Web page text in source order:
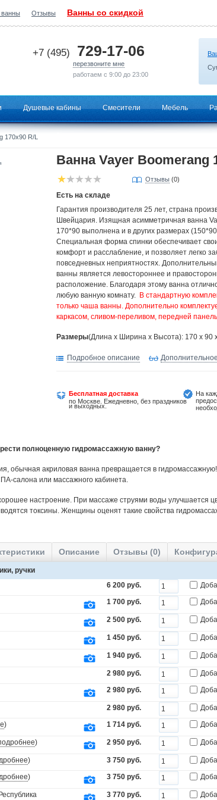
ванны Отзывы Ванны со скидкой
+7 (495) 729-17-06
перезвоните мне
работаем с 9:00 до 23:00
Душевые кабины Смесители Мебель
170х90 R/L
Ванна Vayer Boomerang
Отзывы (0)
Есть на складе
Гарантия производителя 25 лет, страна
Швейцария. Изящная асимметричная ванна
170*90 выполнена и в других размерах
Специальная форма спинки обеспечивает
комфорт и расслабление, и позволяет легко
повседневных неприятностях.
ванны является левостороннее и
расположение. Благодаря этому ванна
любую ванную комнату. В стандартную
только чаша ванны. Дополнительно
каркасом, сливом-переливом, передней
Размеры(Длина х Ширина х Высота): 170 x 90
Подробное описание
Бесплатная доставка
по Москве. Ежедневно, без праздников
и выходных.
На
полноценную гидромассажную ванну?
обычная акриловая ванна превращается в
салона или массажного кабинета.
настроение. При массаже струями воды улучшается
токсины. Женщины оценят такие свойства
Описание Отзывы (0)
ручки
6 200 руб.
1 700 руб.
2 500 руб.
1 450 руб.
1 940 руб.
2 980 руб.
2 980 руб.
2 980 руб.
) 1 714 руб.
) 2 950 руб.
) 3 750 руб.
) 3 750 руб.
3 770 руб.